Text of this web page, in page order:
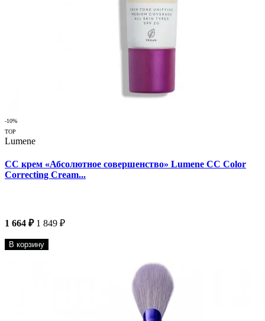
-10%
TOP
Lumene
CC крем «Абсолютное совершенство» Lumene CC Color
Correcting Cream...
1 664 ₽ 1 849 ₽
В корзину